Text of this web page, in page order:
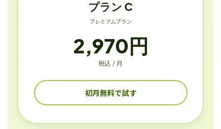
プラン C
プレミアムプラン
2,970円
税込 / 月
初月無料で試す